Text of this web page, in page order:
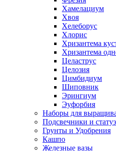
Хамелациум
Хвоя
Хелеборус
Хлорис
Хризантема
Хризантема
Целаструс
Целозия
Цимбидиум
Шиповник
Эрингиум
Эуфорбия
Наборы для
Подсвечники и
Грунты и Удобрения
Кашпо
Железные вазы